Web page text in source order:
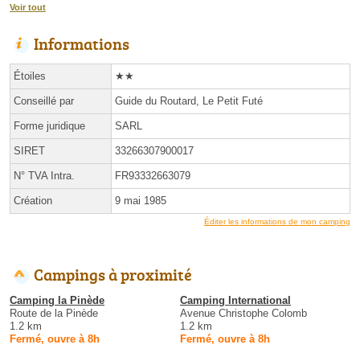
Voir tout
Informations
Étoiles ★★
Conseillé par Guide du Routard, Le Petit Futé
Forme juridique SARL
SIRET 33266307900017
N° TVA Intra. FR93332663079
Création 9 mai 1985
Éditer les informations de mon camping
Campings à proximité
Camping la Pinède
Route de la Pinède
1.2 km
Fermé, ouvre à 8h
Camping International
Avenue Christophe Colomb
1.2 km
Fermé, ouvre à 8h